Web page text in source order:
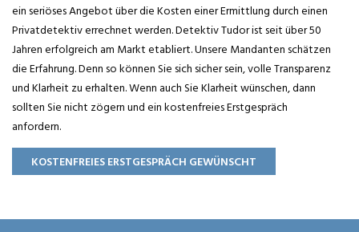
ein seriöses Angebot über die Kosten einer Ermittlung durch einen
Privatdetektiv errechnet werden. Detektiv Tudor ist seit über 50
Jahren erfolgreich am Markt etabliert. Unsere Mandanten schätzen
die Erfahrung. Denn so können Sie sich sicher sein, volle Transparenz
und Klarheit zu erhalten. Wenn auch Sie Klarheit wünschen, dann
sollten Sie nicht zögern und ein kostenfreies Erstgespräch
anfordern.
KOSTENFREIES ERSTGESPRÄCH GEWÜNSCHT